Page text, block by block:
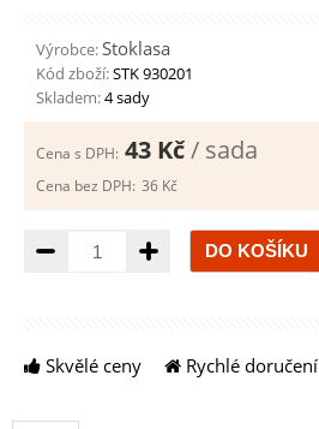
Výrobce:Stoklasa
Kód zboží:STK 930201
Skladem:4 sady
Cena s DPH: 43 Kč/ sada
Cena bez DPH: 36 Kč
Množství
Skvělé ceny Rychlé doručení